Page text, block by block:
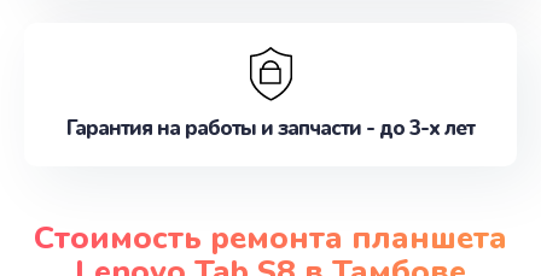
Гарантия на работы и запчасти - до 3-х лет
Стоимость ремонта планшета